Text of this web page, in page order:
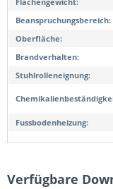
Beanspruchungsbereich:
Oberfläche:
Brandverhalten:
Stuhlrolleneignung:
Fussbodenheizung:
Verfügbare